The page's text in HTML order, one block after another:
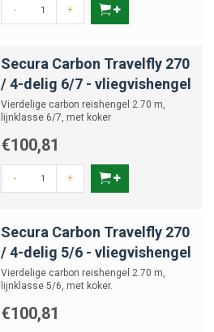
- +
Secura Carbon Travelfly 270
/ 4-delig 6/7 - vliegvishengel
Vierdelige carbon reishengel 2.70 m,
lijnklasse 6/7, met koker
€100,81
- +
Secura Carbon Travelfly 270
/ 4-delig 5/6 - vliegvishengel
Vierdelige carbon reishengel 2.70 m,
lijnklasse 5/6, met koker.
€100,81